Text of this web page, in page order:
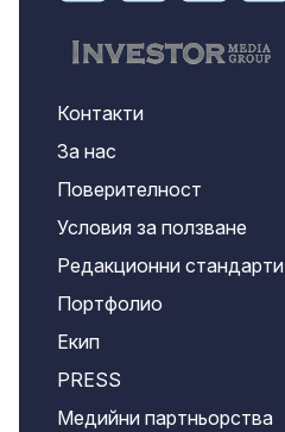
Контакти
За нас
Поверителност
Условия за ползване
Редакционни стандарти
Портфолио
Екип
PRESS
Медийни партньорства